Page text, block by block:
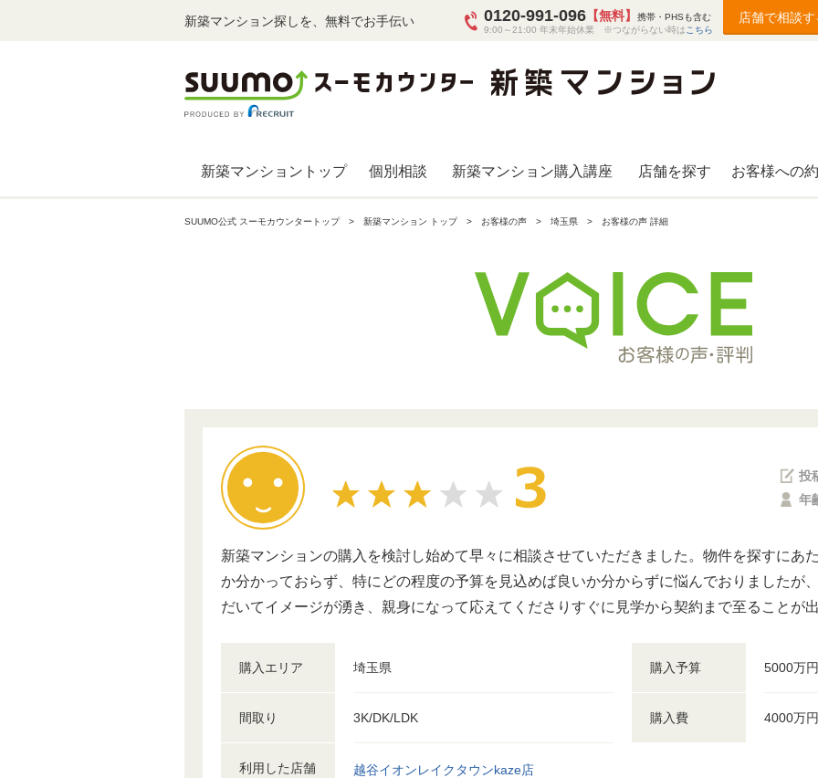
新築マンション探しを、無料でお手伝い 0120-991-096 【無料】
携帯・PHSも含む
9:00～21:00 年末年始休業 ※つながらない時は こちら
店舗で相談す
新築マンショントップ 個別相談 新築マンション購入講座 店舗を探す お客様への
SUUMO公式 スーモカウンタートップ 新築マンション トップ お客様の声 埼玉県 お客様の声 詳細
投
年
新築マンションの購入を検討し始めて早々に相談させていただきました。物件を探すにあ
か分かっておらず、特にどの程度の予算を見込めば良いか分からずに悩んでおりましたが
だいてイメージが湧き、親身になって応えてくださりすぐに見学から契約まで至ることが出
購入エリア 埼玉県
間取り 3K/DK/LDK
利用した店舗 越谷イオンレイクタウンkaze店
購入予算 5000万
購入費 4000万